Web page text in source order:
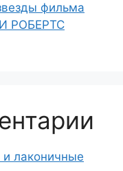
фильма
РОБЕРТС
лаконичные